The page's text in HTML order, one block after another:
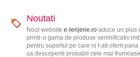
Noutati
Noul website e-lenjerie.roaduce un plus
printr-o gama de produse semnificativ
pentru suportul pe care ni l-ati oferit
sa descoperiti probabil cele mai